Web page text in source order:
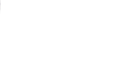
makelaarsvergoeding/